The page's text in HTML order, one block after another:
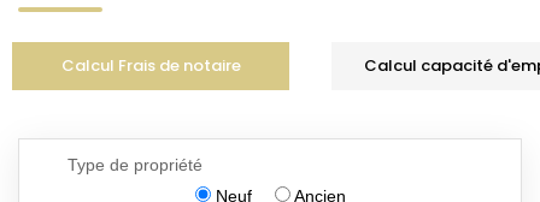
Calcul Frais de notaire Calcul capacité